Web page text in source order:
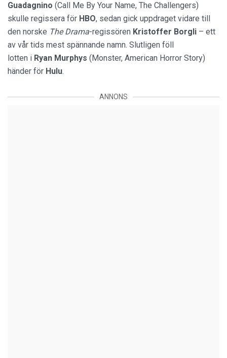
Guadagnino (Call Me By Your Name, The Challengers)
skulle regissera för HBO, sedan gick uppdraget vidare till
den norske The Drama-regissören Kristoffer Borgli – ett
av vår tids mest spännande namn. Slutligen föll
lotten i Ryan Murphys (Monster, American Horror Story)
händer för Hulu.
ANNONS